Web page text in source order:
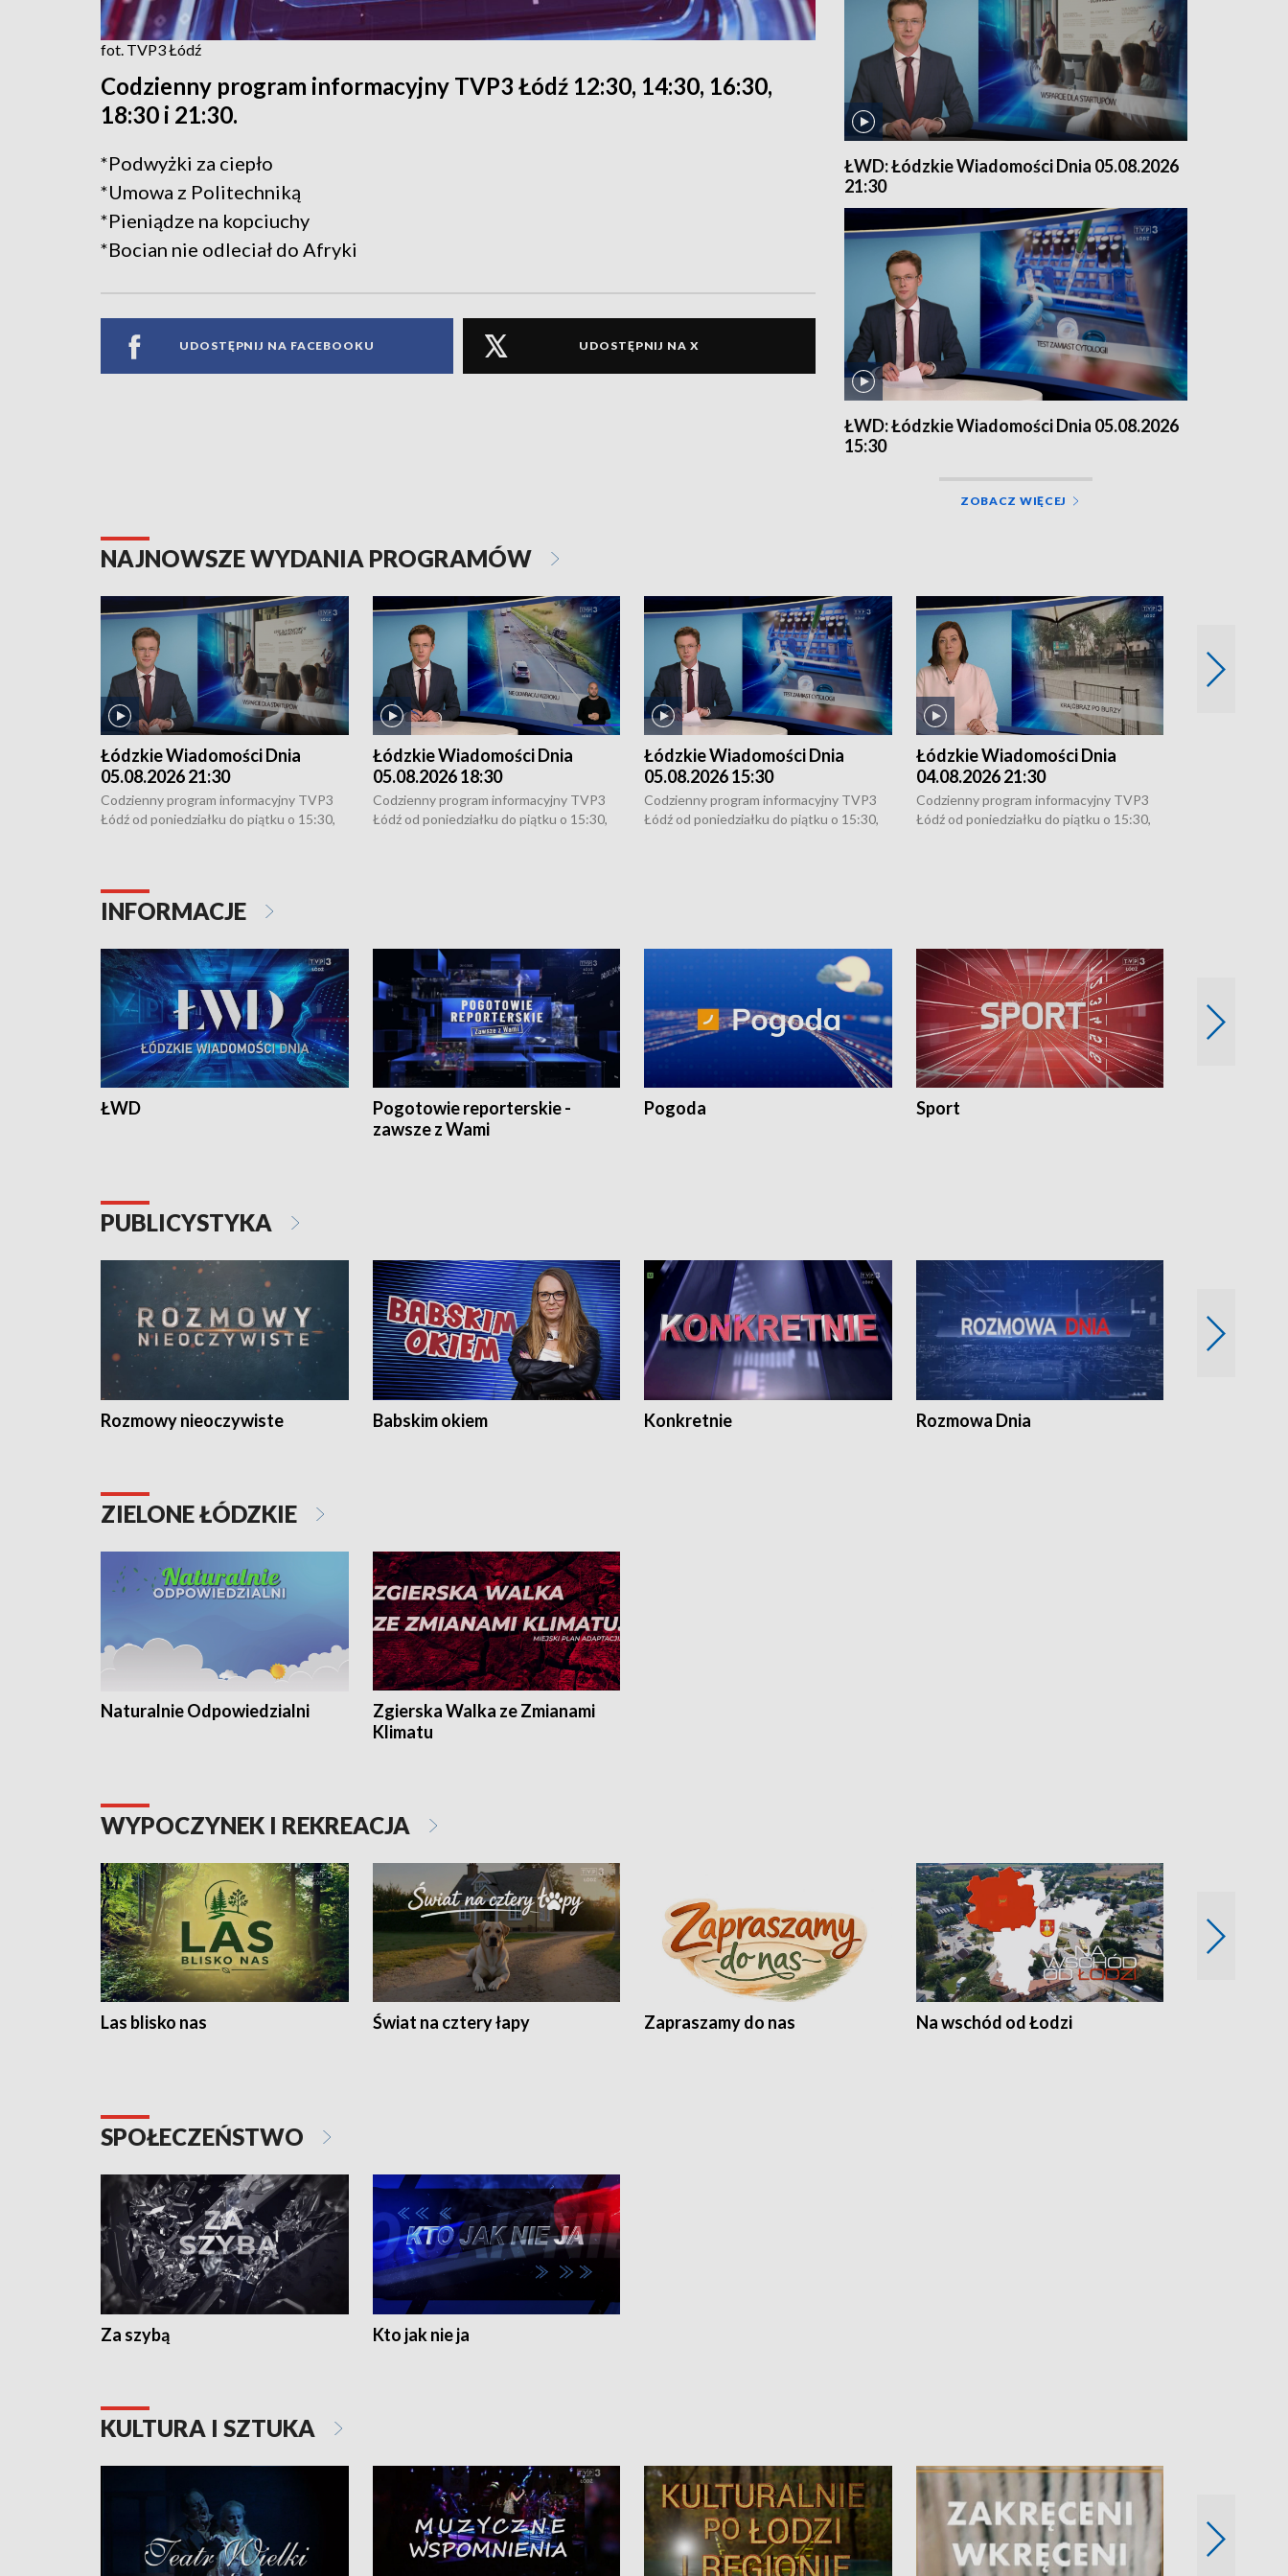
fot. TVP3 Łódź
Codzienny program informacyjny TVP3 Łódź 12:30, 14:30, 16:30,
18:30 i 21:30.
*Podwyżki za ciepło
*Umowa z Politechniką
*Pieniądze na kopciuchy
*Bocian nie odleciał do Afryki
UDOSTĘPNIJ NA FACEBOOKU UDOSTĘPNIJ NA X
ŁWD: Łódzkie Wiadomości Dnia 05.08.2026
21:30
ŁWD: Łódzkie Wiadomości Dnia 05.08.2026
15:30
ZOBACZ WIĘCEJ
NAJNOWSZE WYDANIA PROGRAMÓW
Łódzkie Wiadomości Dnia
05.08.2026 21:30
Codzienny program informacyjny TVP3
Łódź od poniedziałku do piątku o 15:30,
Łódzkie Wiadomości Dnia
05.08.2026 18:30
Codzienny program informacyjny TVP3
Łódź od poniedziałku do piątku o 15:30,
Łódzkie Wiadomości Dnia
05.08.2026 15:30
Codzienny program informacyjny TVP3
Łódź od poniedziałku do piątku o 15:30,
Łódzkie Wiadomości Dnia
04.08.2026 21:30
Codzienny program informacyjny TVP3
Łódź od poniedziałku do piątku o 15:30,
INFORMACJE
ŁWD
Pogotowie reporterskie -
zawsze z Wami
Pogoda Sport
PUBLICYSTYKA
Rozmowy nieoczywiste Babskim okiem Konkretnie Rozmowa Dnia
ZIELONE ŁÓDZKIE
Naturalnie Odpowiedzialni
Zgierska Walka ze Zmianami
Klimatu
WYPOCZYNEK I REKREACJA
Las blisko nas Świat na cztery łapy Zapraszamy do nas Na wschód od Łodzi
SPOŁECZEŃSTWO
Za szybą Kto jak nie ja
KULTURA I SZTUKA